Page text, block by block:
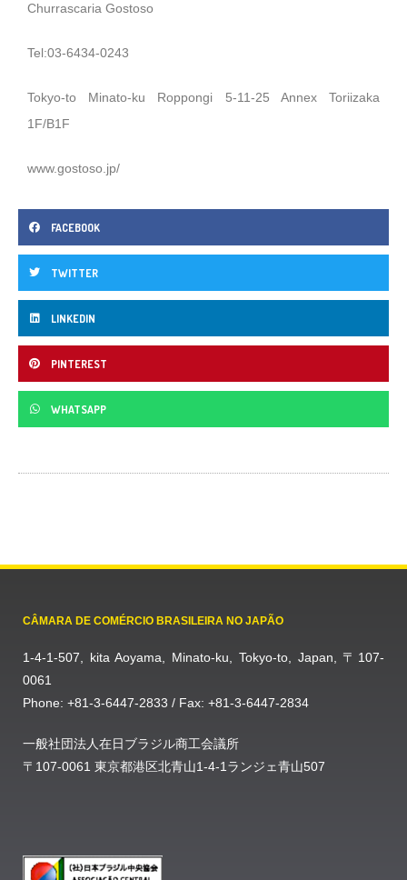
Churrascaria Gostoso
Tel:03-6434-0243
Tokyo-to Minato-ku Roppongi 5-11-25 Annex Toriizaka
1F/B1F
www.gostoso.jp/
FACEBOOK
TWITTER
LINKEDIN
PINTEREST
WHATSAPP
CÂMARA DE COMÉRCIO BRASILEIRA NO JAPÃO
1-4-1-507, kita Aoyama, Minato-ku, Tokyo-to, Japan, 〒107-
0061
Phone: +81-3-6447-2833 / Fax: +81-3-6447-2834
一般社団法人在日ブラジル商工会議所
〒107-0061 東京都港区北青山1-4-1ランジェ青山507